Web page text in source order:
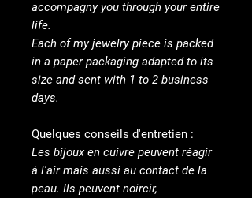
accompagny you through your entire
life.
Each of my jewelry piece is packed
in a paper packaging adapted to its
size and sent with 1 to 2 business
days.
Quelques conseils d'entretien :
Les bijoux en cuivre peuvent réagir
à l'air mais aussi au contact de la
peau. Ils peuvent noircir,